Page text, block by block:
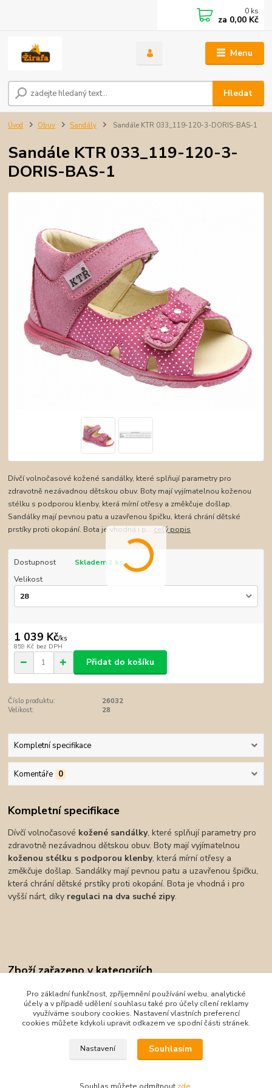
Menu
Hledat
0 ks
za 0,00 Kč
Úvod Obuv Sandály Sandále KTR 033_119-120-3-DORIS-BAS-1
Sandále KTR 033_119-120-3-
DORIS-BAS-1
Dívčí volnočasové kožené sandálky, které splňují parametry pro
zdravotně nezávadnou dětskou obuv. Boty mají vyjímatelnou koženou
stélku s podporou klenby, která mírní otřesy a změkčuje došlap.
Sandálky mají pevnou patu a uzavřenou špičku, která chrání dětské
prstíky proti okopání. Bota je vhodná i p...celý popis
Dostupnost
Skladem 1 ks
Velikost
1 039 Kč/ks
859 Kč bez DPH
Přidat do košíku
Číslo produktu:
26032
Velikost:
28
Kompletní specifikace
Komentáře 0
Kompletní specifikace
Dívčí volnočasové kožené sandálky, které splňují parametry pro
zdravotně nezávadnou dětskou obuv. Boty mají vyjímatelnou
koženou stélku s podporou klenby, která mírní otřesy a
změkčuje došlap. Sandálky mají pevnou patu a uzavřenou špičku,
která chrání dětské prstíky proti okopání. Bota je vhodná i pro
vyšší nárt, díky regulaci na dva suché zipy.
Zboží zařazeno v kategoriích
Obuv
Sandály
Pro základní funkčnost, zpříjemnění používání webu, analytické
účely a v případě udělení souhlasu také pro účely cílení reklamy
využíváme soubory cookies. Nastavení vlastních preferencí
cookies můžete kdykoli upravit odkazem ve spodní části stránek.
Nastavení Souhlasím